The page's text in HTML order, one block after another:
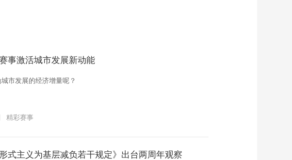
事激活城市发展新动能
市发展的经济增量呢？
精彩赛事
主义为基层减负若干规定》出台两周年观察